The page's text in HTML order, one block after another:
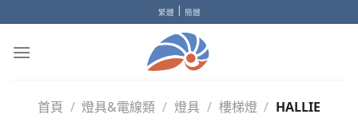
to
content
繁體 | 簡體
首頁 / 燈具&電線類 / 燈具 / 樓梯燈 / HALLIE